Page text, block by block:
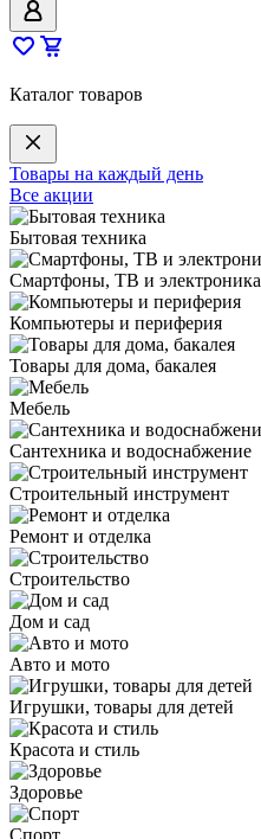
Каталог товаров
Товары на каждый день
Все акции
Бытовая техника
Смартфоны, ТВ и электроника
Компьютеры и периферия
Товары для дома, бакалея
Мебель
Сантехника и водоснабжение
Строительный инструмент
Ремонт и отделка
Строительство
Дом и сад
Авто и мото
Игрушки, товары для детей
Красота и стиль
Здоровье
Спорт